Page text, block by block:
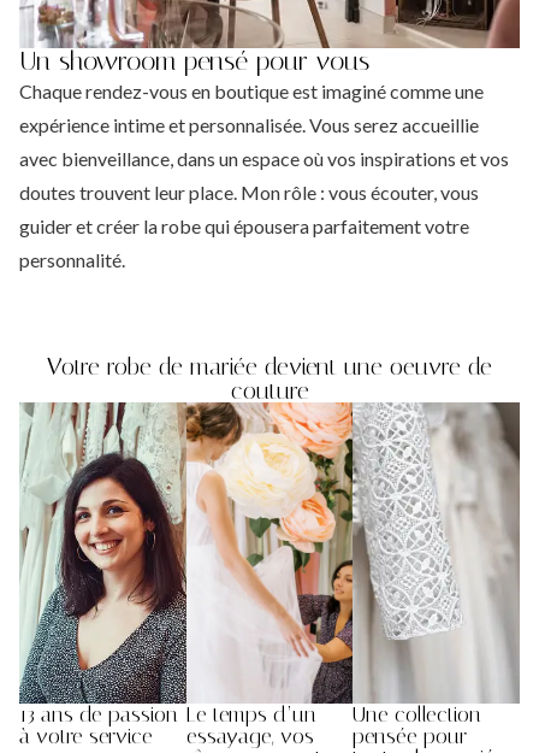
Un showroom pensé pour vous
Chaque rendez-vous en boutique est imaginé comme une
expérience intime et personnalisée. Vous serez accueillie
avec bienveillance, dans un espace où vos inspirations et vos
doutes trouvent leur place. Mon rôle : vous écouter, vous
guider et créer la robe qui épousera parfaitement votre
personnalité.
Votre robe de mariée devient une oeuvre de
couture
13 ans de passion
à votre service
Le temps d’un
essayage, vos
Une collection
pensée pour